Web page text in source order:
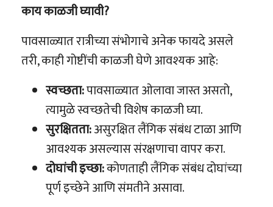
काय काळजी घ्यावी?
पावसाळ्यात रात्रीच्या संभोगाचे अनेक फायदे असले
तरी, काही गोष्टींची काळजी घेणे आवश्यक आहे:
स्वच्छता:पावसाळ्यात ओलावा जास्त असतो,
त्यामुळे स्वच्छतेची विशेष काळजी घ्या.
सुरक्षितता:असुरक्षित लैंगिक संबंध टाळा आणि
आवश्यक असल्यास संरक्षणाचा वापर करा.
दोघांची इच्छा:कोणताही लैंगिक संबंध दोघांच्या
पूर्ण इच्छेने आणि संमतीने असावा.